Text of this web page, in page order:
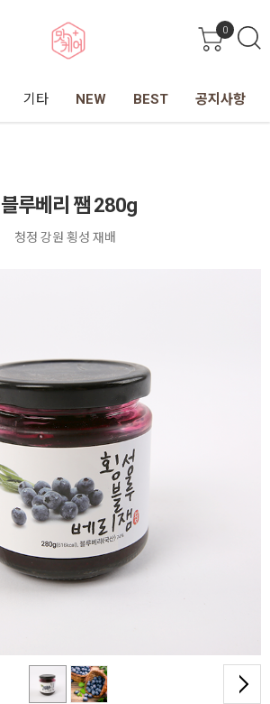
0
기타 NEW BEST 공지사항
블루베리 쨈 280g
청정 강원 횡성 재배